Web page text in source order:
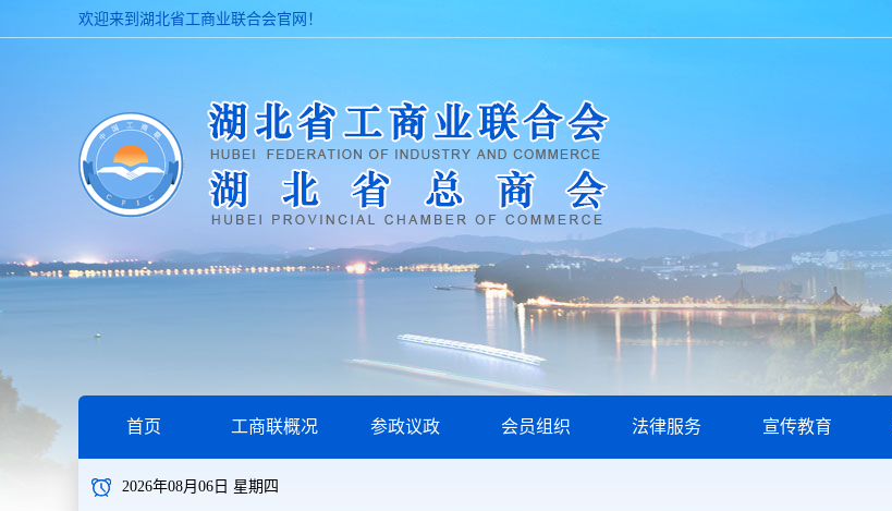
欢迎来到湖北省工商业联合会官网！
首页 工商联概况 参政议政 会员组织 法律服务 宣传教育
2026年08月06日 星期四